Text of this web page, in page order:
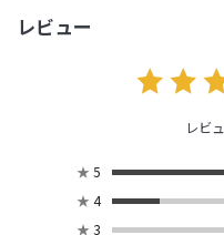
レビュー
レビ
★ 5
★ 4
★ 3